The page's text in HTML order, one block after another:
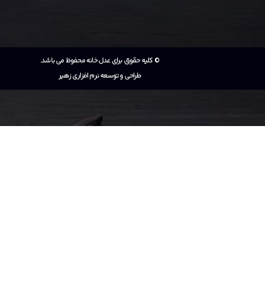
© کلیه حقوق برای عدل خانه محفوظ می باشد.
طراحی و توسعه نرم افزاری زهیر